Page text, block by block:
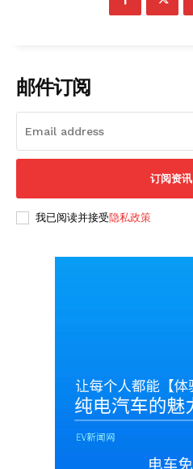
邮件订阅
订阅资讯
我已阅读并接受隐私政策